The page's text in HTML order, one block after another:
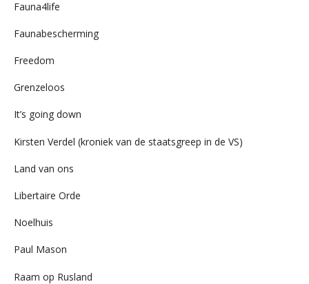
Fauna4life
Faunabescherming
Freedom
Grenzeloos
It’s going down
Kirsten Verdel (kroniek van de staatsgreep in de VS)
Land van ons
Libertaire Orde
Noelhuis
Paul Mason
Raam op Rusland